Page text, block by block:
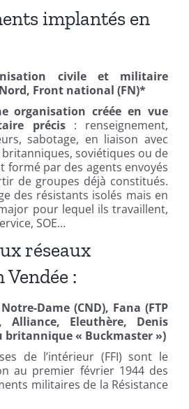
implantés en
civile et militaire
Front national (FN)*
organisation créée en vue
précis: renseignement,
sabotage, en liaison avec
soviétiques ou de
formé par des agents envoyés
de groupes déjà constitués.
des résistants isolés mais en
pour lequel ils travaillent,
SOE…
réseaux
:
Dame (CND), Fana (FTP
Alliance, Eleuthère, Denis
britannique « Buckmaster »)
de l’intérieur (FFI) sont le
au premier février 1944 des
militaires de la Résistance